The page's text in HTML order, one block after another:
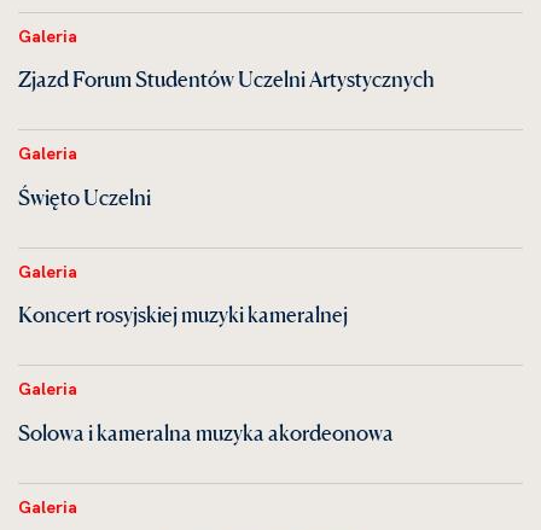
Galeria
Zjazd Forum Studentów Uczelni Artystycznych
Galeria
Święto Uczelni
Galeria
Koncert rosyjskiej muzyki kameralnej
Galeria
Solowa i kameralna muzyka akordeonowa
Galeria